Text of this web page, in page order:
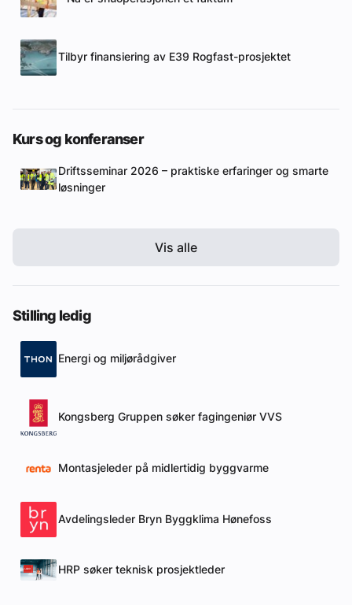
Tilbyr finansiering av E39 Rogfast-prosjektet
Kurs og konferanser
Driftsseminar 2026 – praktiske erfaringer og smarte
løsninger
Vis alle
Stilling ledig
Energi og miljørådgiver
Kongsberg Gruppen søker fagingeniør VVS
Montasjeleder på midlertidig byggvarme
Avdelingsleder Bryn Byggklima Hønefoss
HRP søker teknisk prosjektleder